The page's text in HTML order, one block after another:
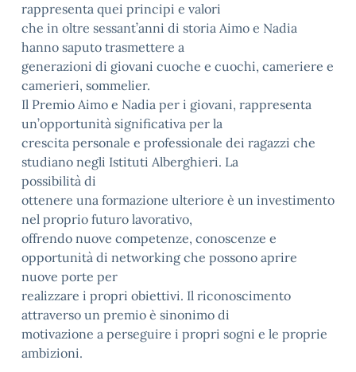
rappresenta quei principi e valori
che in oltre sessant’anni di storia Aimo e Nadia
hanno saputo trasmettere a
generazioni di giovani cuoche e cuochi, cameriere e
camerieri, sommelier.
Il Premio Aimo e Nadia per i giovani, rappresenta
un’opportunità significativa per la
crescita personale e professionale dei ragazzi che
studiano negli Istituti Alberghieri. La
possibilità di
ottenere una formazione ulteriore è un investimento
nel proprio futuro lavorativo,
offrendo nuove competenze, conoscenze e
opportunità di networking che possono aprire
nuove porte per
realizzare i propri obiettivi. Il riconoscimento
attraverso un premio è sinonimo di
motivazione a perseguire i propri sogni e le proprie
ambizioni.